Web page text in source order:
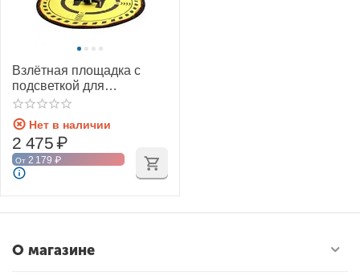
Взлётная площадка с
подсветкой для
квадрокоптера D70 см
(SunnyLife)
Нет в наличии
2 475₽
От 2 179 ₽
О магазине